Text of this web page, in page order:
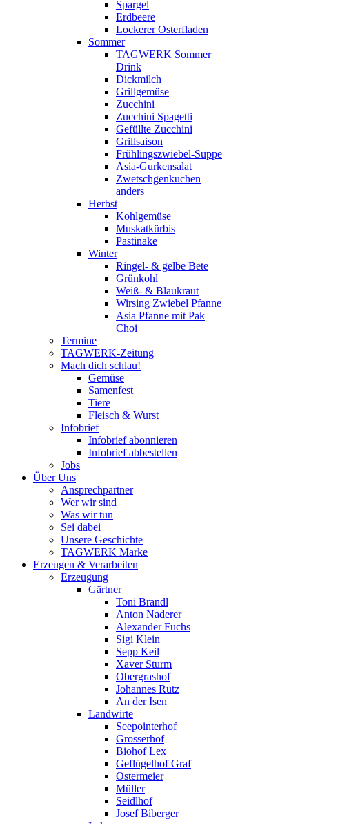
Spargel
Erdbeere
Lockerer Osterfladen
Sommer
TAGWERK Sommer
Drink
Dickmilch
Grillgemüse
Zucchini
Zucchini Spagetti
Gefüllte Zucchini
Grillsaison
Frühlingszwiebel-Suppe
Asia-Gurkensalat
Zwetschgenkuchen
anders
Herbst
Kohlgemüse
Muskatkürbis
Pastinake
Winter
Ringel- & gelbe Bete
Grünkohl
Weiß- & Blaukraut
Wirsing Zwiebel Pfanne
Asia Pfanne mit Pak
Choi
Termine
TAGWERK-Zeitung
Mach dich schlau!
Gemüse
Samenfest
Tiere
Fleisch & Wurst
Infobrief
Infobrief abonnieren
Infobrief abbestellen
Jobs
Über Uns
Ansprechpartner
Wer wir sind
Was wir tun
Sei dabei
Unsere Geschichte
TAGWERK Marke
Erzeugen & Verarbeiten
Erzeugung
Gärtner
Toni Brandl
Anton Naderer
Alexander Fuchs
Sigi Klein
Sepp Keil
Xaver Sturm
Obergrashof
Johannes Rutz
An der Isen
Landwirte
Seepointerhof
Grosserhof
Biohof Lex
Geflügelhof Graf
Ostermeier
Müller
Seidlhof
Josef Biberger